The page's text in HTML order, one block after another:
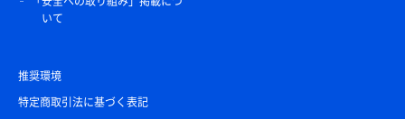
いて
推奨環境
特定商取引法に基づく表記